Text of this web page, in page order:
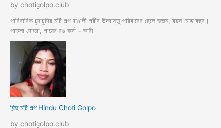
by chotigolpo.club
পারিবারিক চুদাচুদির চটি গল্প বাঙালী গরীব উদবাস্তু পরিবারের ছেলে ভজন, বয়স চোদ্দ বছর।
পাতলা দোহরা, গায়ের রঙ ফর্সা – ভারী
হিন্দু চটি গল্প Hindu Choti Golpo
by chotigolpo.club